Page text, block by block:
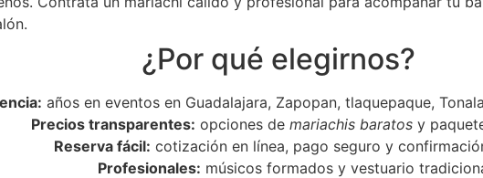
¿Por qué elegirnos?
años en eventos en Guadalajara, Zapopan, tlaquepaque,
Precios transparentes: opciones de mariachis baratos y
Reserva fácil: cotización en línea, pago seguro y
Profesionales: músicos formados y vestuario